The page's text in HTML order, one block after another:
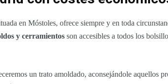
en Móstoles, ofrece siempre y en toda
y cerramientos son accesibles a todos los
un trato amoldado, aconsejándole aquellos